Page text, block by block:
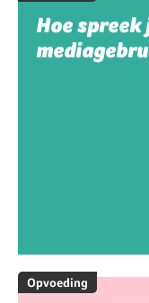
Hoe
Opvoeding